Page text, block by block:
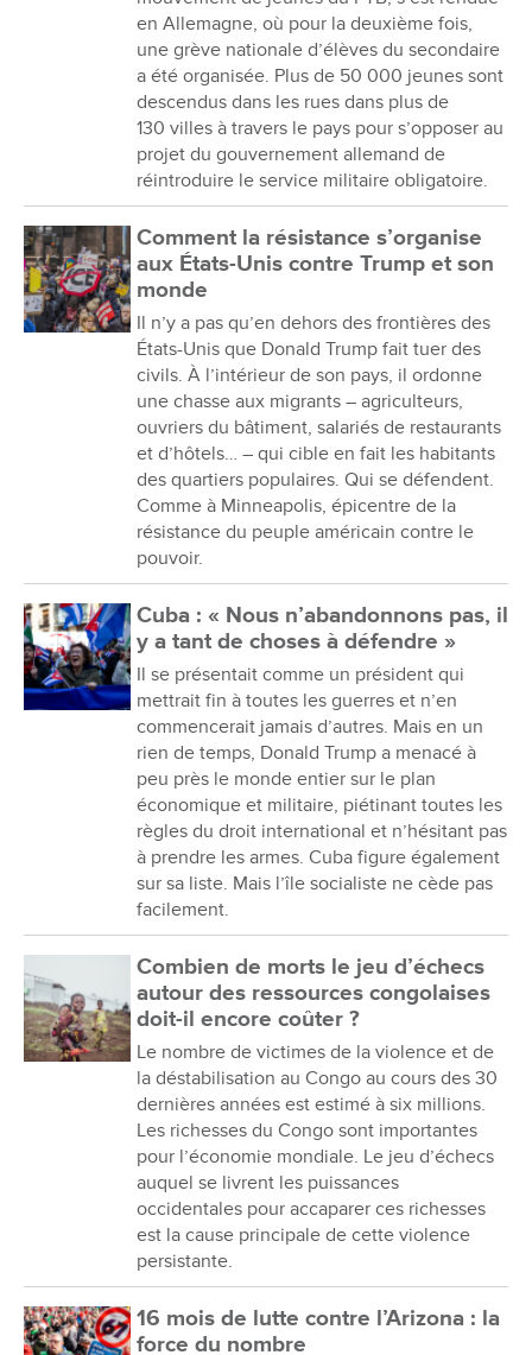
en Allemagne, où pour la deuxième fois,
une grève nationale d’élèves du secondaire
a été organisée. Plus de 50 000 jeunes sont
descendus dans les rues dans plus de
130 villes à travers le pays pour s’opposer au
projet du gouvernement allemand de
réintroduire le service militaire obligatoire.
Comment la résistance s’organise
aux États-Unis contre Trump et son
monde
Il n’y a pas qu’en dehors des frontières des
États-Unis que Donald Trump fait tuer des
civils. À l’intérieur de son pays, il ordonne
une chasse aux migrants – agriculteurs,
ouvriers du bâtiment, salariés de restaurants
et d’hôtels… – qui cible en fait les habitants
des quartiers populaires. Qui se défendent.
Comme à Minneapolis, épicentre de la
résistance du peuple américain contre le
pouvoir.
Cuba : « Nous n’abandonnons pas, il
y a tant de choses à défendre »
Il se présentait comme un président qui
mettrait fin à toutes les guerres et n’en
commencerait jamais d’autres. Mais en un
rien de temps, Donald Trump a menacé à
peu près le monde entier sur le plan
économique et militaire, piétinant toutes les
règles du droit international et n’hésitant pas
à prendre les armes. Cuba figure également
sur sa liste. Mais l’île socialiste ne cède pas
facilement.
Combien de morts le jeu d’échecs
autour des ressources congolaises
doit-il encore coûter ?
Le nombre de victimes de la violence et de
la déstabilisation au Congo au cours des 30
dernières années est estimé à six millions.
Les richesses du Congo sont importantes
pour l’économie mondiale. Le jeu d’échecs
auquel se livrent les puissances
occidentales pour accaparer ces richesses
est la cause principale de cette violence
persistante.
16 mois de lutte contre l’Arizona : la
force du nombre